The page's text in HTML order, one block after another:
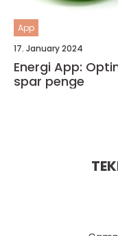
App
17. January 2024
Energi App:
spar penge